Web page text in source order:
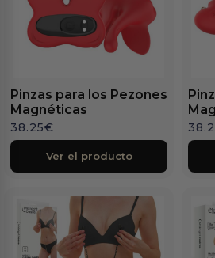
Pinzas para los Pezones
Magnéticas
38.25€
Ver el producto